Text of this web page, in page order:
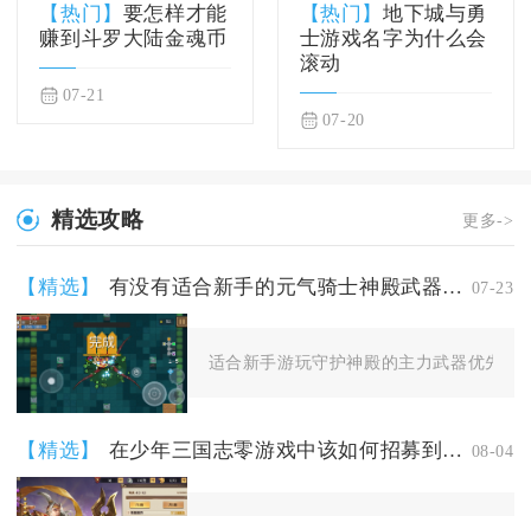
【热门】 要怎样才能
赚到斗罗大陆金魂币
07-21
【热门】地下城与勇
士游戏名字为什么会
滚动
07-20
精选攻略 更多->
【精选】 有没有适合新手的元气骑士神殿武器推荐 07-23
适合新手游玩守护神殿的主力武器优先选
【精选】 在少年三国志零游戏中该如何招募到诸葛亮 08-04